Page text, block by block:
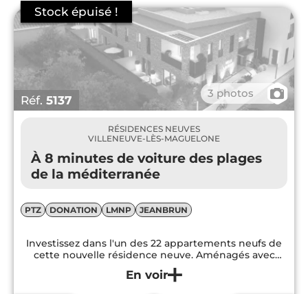
promoteurs misent sur Villeneuve-lès-
Maguelone et conçoivent des résidences
neuves modernes et tout confort. La
commune est classée en zone tendue A et
donc idéale pour uninvestissement locatif .
Réf. 5137 3 photos 📷
RÉSIDENCES NEUVES
VILLENEUVE-LÈS-MAGUELONE
À 8 minutes de voiture des plages
de la méditerranée
PTZ DONATION LMNP JEANBRUN
Investissez dans l'un des 22 appartements neufs de
cette nouvelle résidence neuve. Aménagés avec
grand soin, ces logements assurent un confort de vie
idéal à leurs habitants...